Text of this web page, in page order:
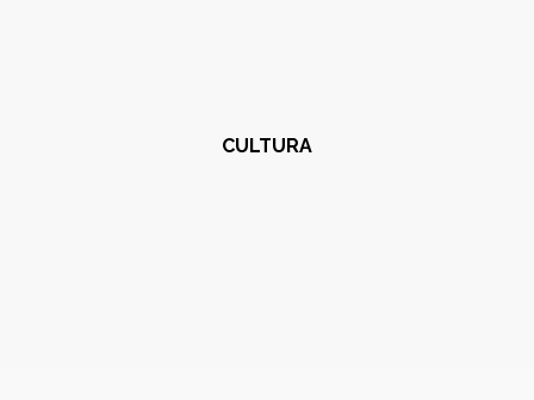
CULTURA